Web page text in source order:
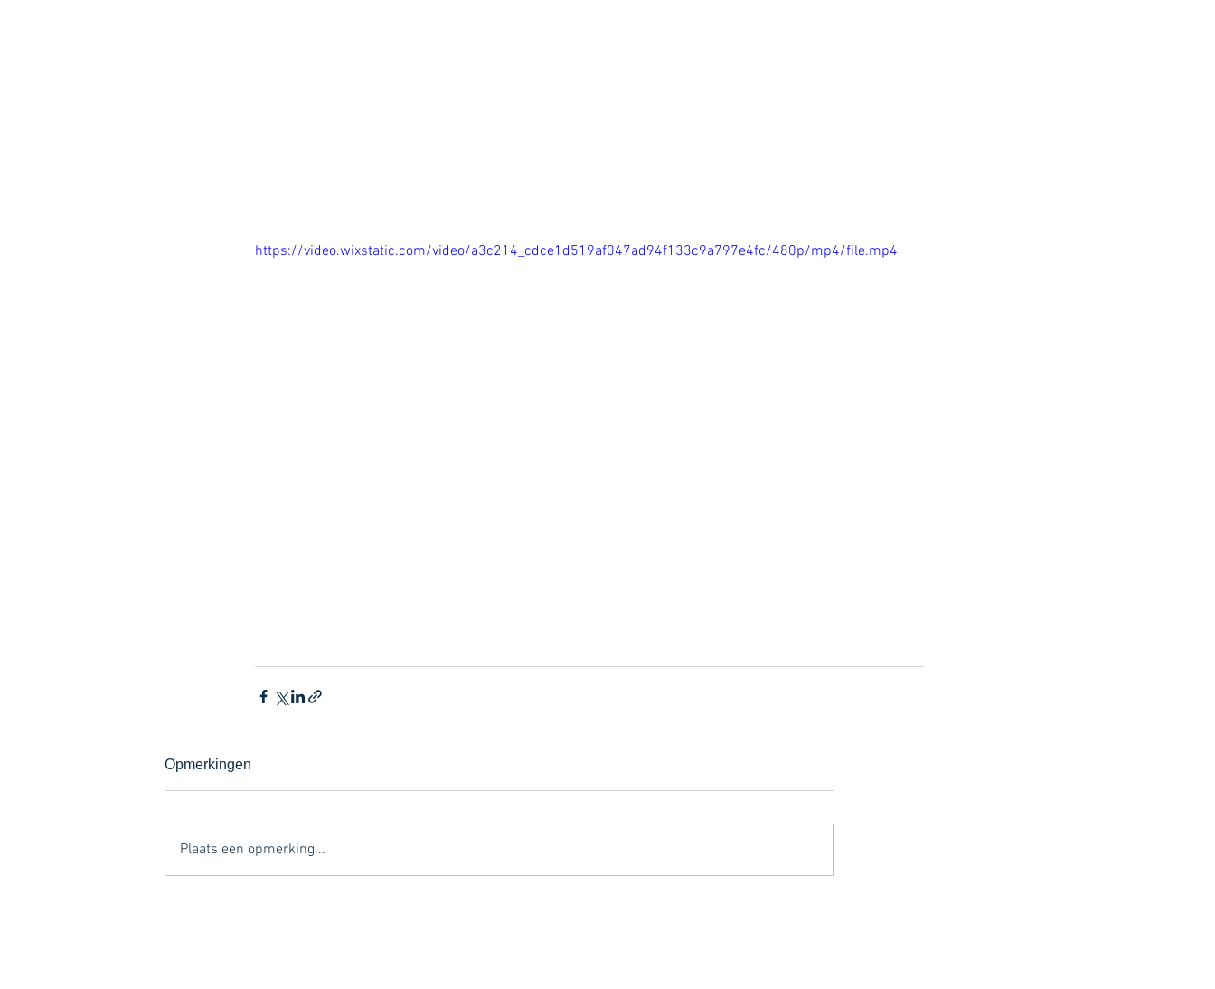
https://video.wixstatic.com/video/a3c214_cdce1d519af047ad94f133c9a797e4fc/480p/mp4/file.mp4
Opmerkingen
Plaats een opmerking...